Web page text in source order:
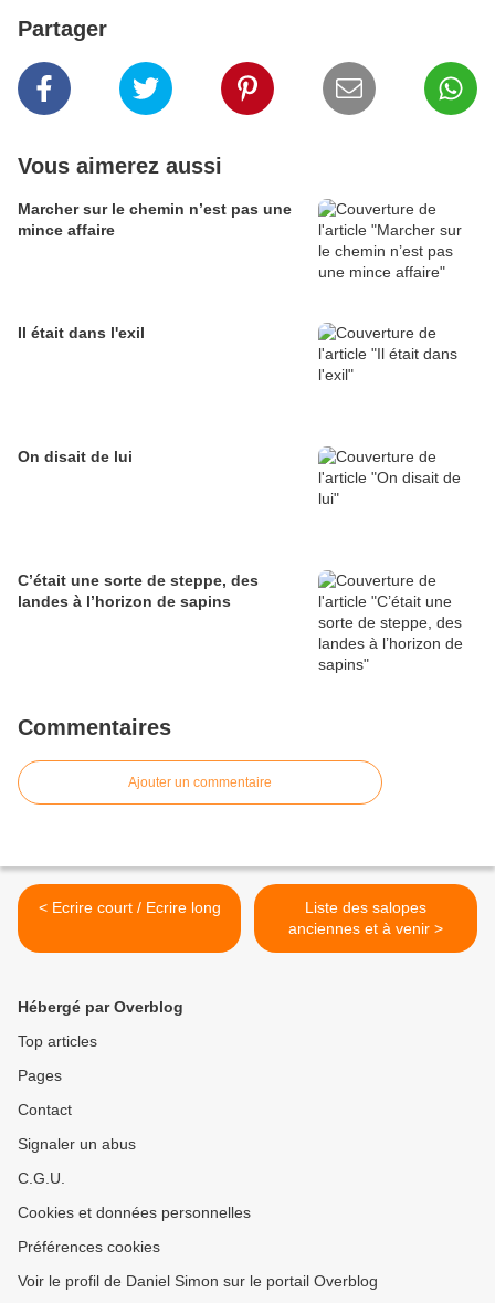
Partager
Vous aimerez aussi
Marcher sur le chemin n’est pas une
mince affaire
Il était dans l'exil
On disait de lui
C’était une sorte de steppe, des
landes à l’horizon de sapins
Commentaires
Ajouter un commentaire
< Ecrire court / Ecrire long
Liste des salopes
anciennes et à venir >
Hébergé par Overblog
Top articles
Pages
Contact
Signaler un abus
C.G.U.
Cookies et données personnelles
Préférences cookies
Voir le profil de Daniel Simon sur le portail Overblog